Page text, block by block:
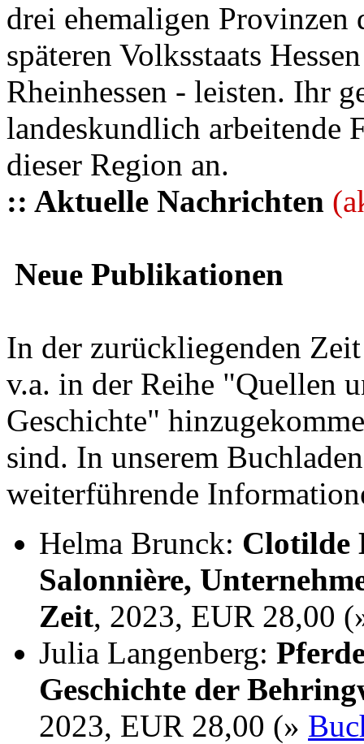
drei ehemaligen Provinzen
späteren Volksstaats
Rheinhessen - leisten. Ihr
landeskundlich arbeitende
dieser Region an.
:: Aktuelle Nachrichten
Neue Publikationen
In der zurückliegenden
v.a. in der Reihe "Quellen
Geschichte"
sind. In unserem
weiterführende
Helma Brunck: Clotilde
Salonnière,
Zeit, 2023, EUR 28,00
Julia Langenberg:
Geschichte der
2023, EUR 28,00 (»